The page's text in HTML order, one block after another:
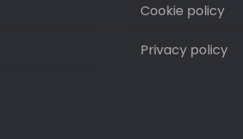
Cookie policy
Privacy policy